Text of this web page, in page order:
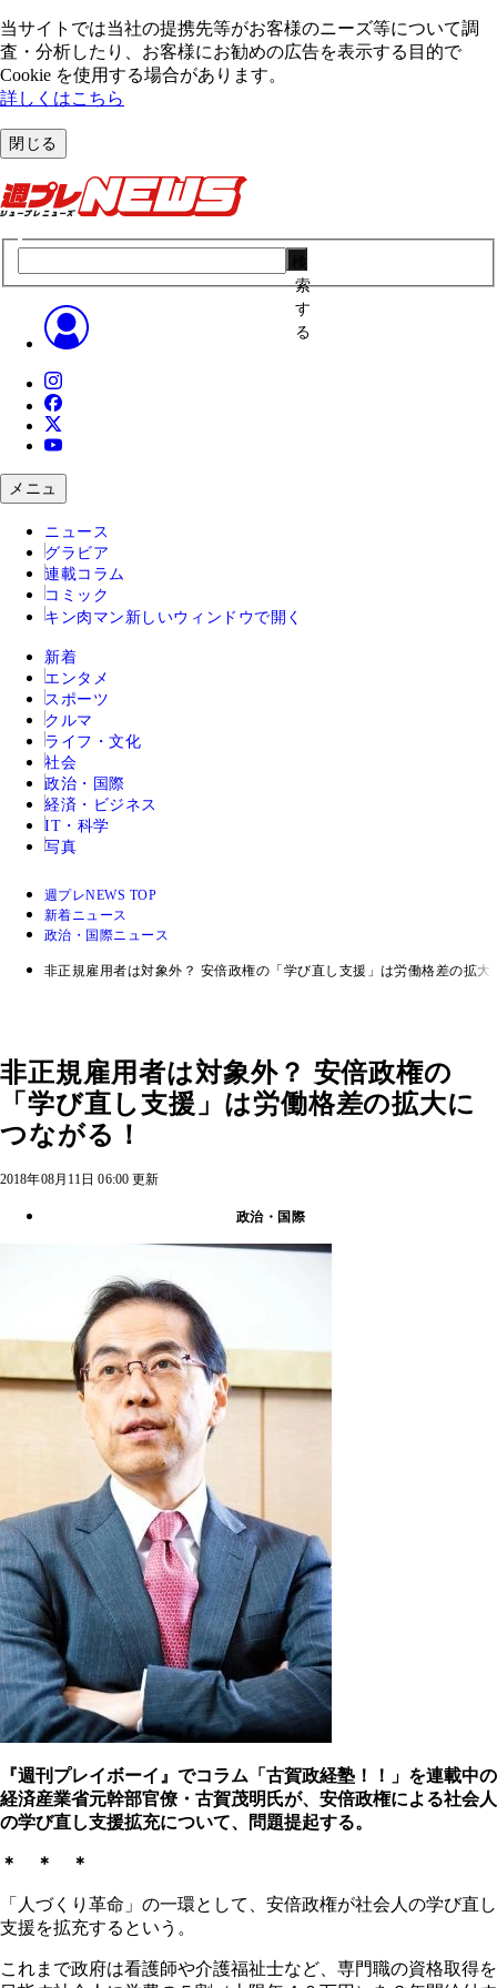
当サイトでは当社の提携先等がお客様のニーズ等について調
査・分析したり、お客様にお勧めの広告を表⽰する⽬的で
Cookie を使⽤する場合があります。
詳しくはこちら
閉じる
索
す
る
メニュ
ニュース
グラビア
連載コラム
コミック
キン肉マン 新しいウィンドウで開く
新着
エンタメ
スポーツ
クルマ
ライフ・文化
社会
政治・国際
経済・ビジネス
IT・科学
写真
週プレNEWS TOP
新着ニュース
政治・国際ニュース
非正規雇用者は対象外？ 安倍政権の「学び直し支援」は労働格差の拡大
非正規雇用者は対象外？ 安倍政権の
「学び直し支援」は労働格差の拡大に
つながる！
2018年08月11日 06:00 更新
政治・国際
『週刊プレイボーイ』でコラム「古賀政経塾！！」を連載中の
経済産業省元幹部官僚・古賀茂明氏が、安倍政権による社会人
の学び直し支援拡充について、問題提起する。
＊ ＊ ＊
「人づくり革命」の一環として、安倍政権が社会人の学び直し
支援を拡充するという。
これまで政府は看護師や介護福祉士など、専門職の資格取得を